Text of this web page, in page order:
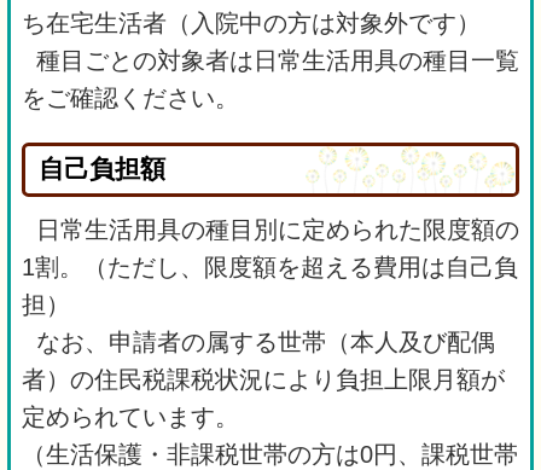
ち在宅生活者（入院中の方は対象外です）
種目ごとの対象者は日常生活用具の種目一覧
をご確認ください。
自己負担額
日常生活用具の種目別に定められた限度額の
1割。（ただし、限度額を超える費用は自己負
担）
なお、申請者の属する世帯（本人及び配偶
者）の住民税課税状況により負担上限月額が
定められています。
（生活保護・非課税世帯の方は0円、課税世帯